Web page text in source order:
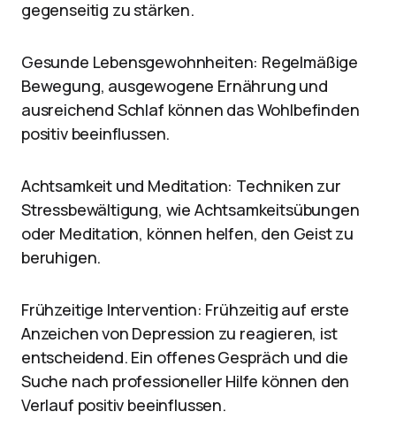
gegenseitig zu stärken.
Gesunde Lebensgewohnheiten: Regelmäßige
Bewegung, ausgewogene Ernährung und
ausreichend Schlaf können das Wohlbefinden
positiv beeinflussen.
Achtsamkeit und Meditation: Techniken zur
Stressbewältigung, wie Achtsamkeitsübungen
oder Meditation, können helfen, den Geist zu
beruhigen.
Frühzeitige Intervention: Frühzeitig auf erste
Anzeichen von Depression zu reagieren, ist
entscheidend. Ein offenes Gespräch und die
Suche nach professioneller Hilfe können den
Verlauf positiv beeinflussen.